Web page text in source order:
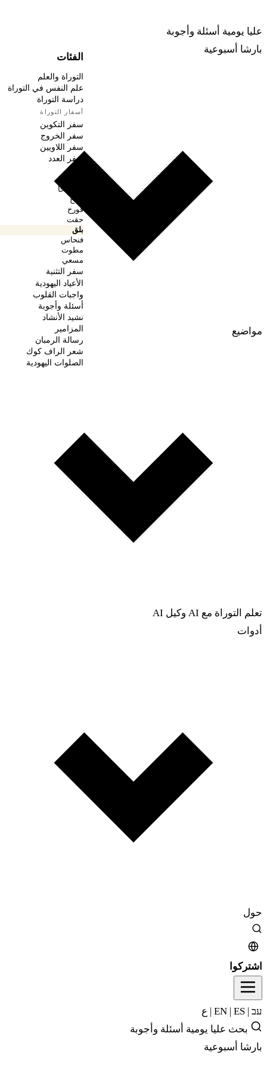
عليا يومية أسئلة وأجوبة
بارشا أسبوعية
مواضيع
تعلم التوراة مع AI
وكيل AI
أدوات
حول
اشتركوا
עב |
| ES
| ع
بحث عليا يومية أسئلة وأجوبة
بارشا أسبوعية
الفئات
التوراة والعلم
علم النفس في التوراة
دراسة التوراة
أسفار التوراة
سفر التكوين
سفر الخروج
سفر اللاويين
سفر العدد
بمدبر
بهعلوتخا
شلح
قورح
حقت
بلق
فنحاس
مطوت
مسعي
سفر التثنية
الأعياد اليهودية
واجبات القلوب
أسئلة وأجوبة
نشيد الأنشاد
المزامير
رسالة الرمبان
شعر الراف كوك
الصلوات اليهودية